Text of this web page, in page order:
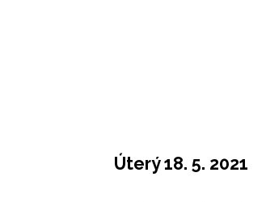
Úterý 18. 5. 2021